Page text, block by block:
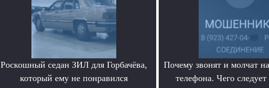
Роскошный седан ЗИЛ для Горбачёва,
который ему не понравился
Почему звонят и молчат
телефона. Чего следует